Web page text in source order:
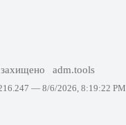
захищено adm.tools
— 8/6/2026, 8:19:22 PM